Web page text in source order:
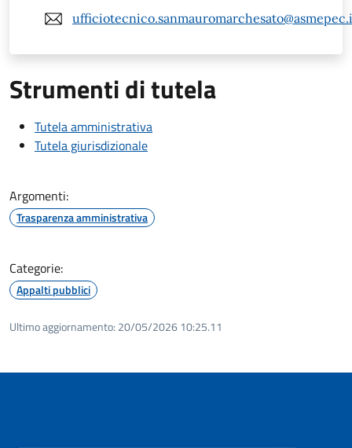
Strumenti di tutela
Tutela amministrativa
Tutela giurisdizionale
Argomenti:
Trasparenza amministrativa
Categorie:
Appalti pubblici
Ultimo aggiornamento: 20/05/2026 10:25.11